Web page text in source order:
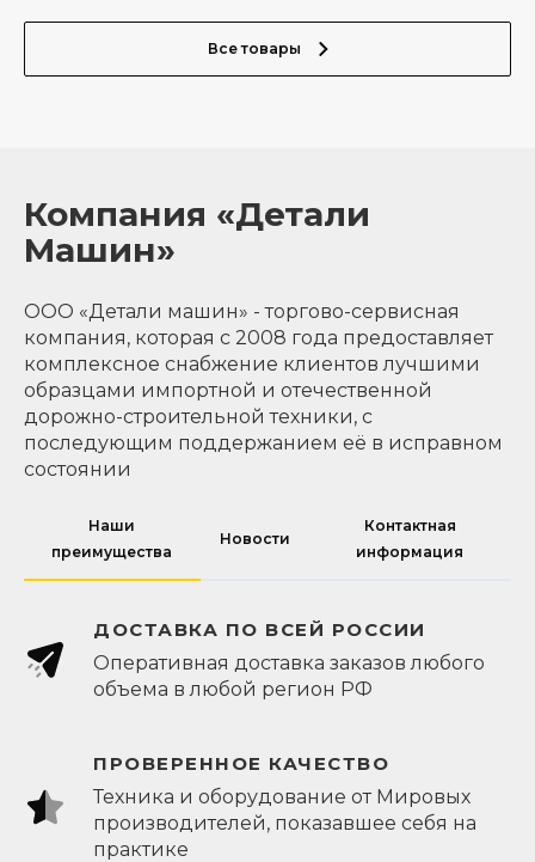
Все товары
Компания «Детали
Машин»
ООО «Детали машин» - торгово-сервисная
компания, которая с 2008 года предоставляет
комплексное снабжение клиентов лучшими
образцами импортной и отечественной
дорожно-строительной техники, с
последующим поддержанием её в исправном
состоянии
Наши
преимущества
Новости
Контактная
информация
ДОСТАВКА ПО ВСЕЙ РОССИИ
Оперативная доставка заказов любого
объема в любой регион РФ
ПРОВЕРЕННОЕ КАЧЕСТВО
Техника и оборудование от Мировых
производителей, показавшее себя на
практике